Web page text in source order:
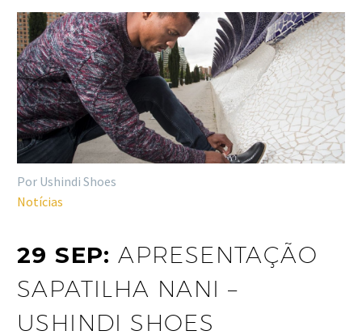
Por Ushindi Shoes
Notícias
29 SEP:APRESENTAÇÃO
SAPATILHA NANI –
USHINDI SHOES